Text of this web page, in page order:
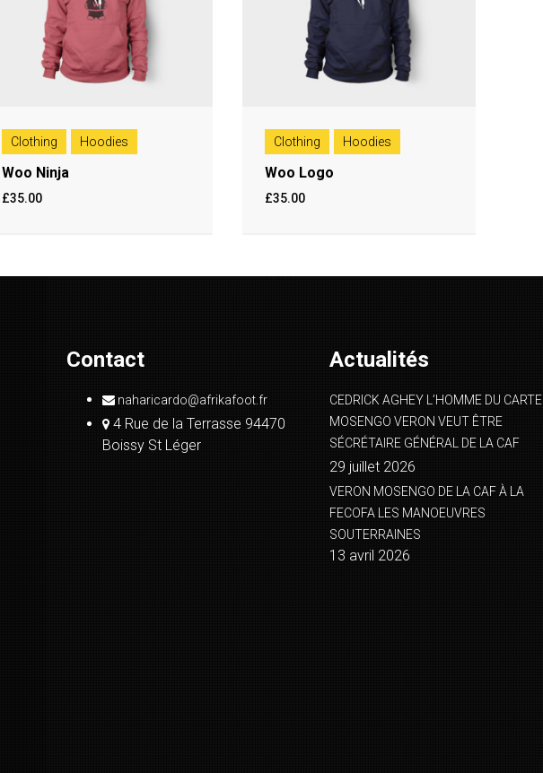
Clothing Hoodies
Woo Ninja
£35.00
Clothing Hoodies
Woo Logo
£35.00
Contact
naharicardo@afrikafoot.fr
4 Rue de la Terrasse 94470
Boissy St Léger
Actualités
CEDRICK AGHEY L’HOMME DU CARTEL
MOSENGO VERON VEUT ÊTRE
SÉCRÉTAIRE GÉNÉRAL DE LA CAF
29 juillet 2026
VERON MOSENGO DE LA CAF À LA
FECOFA LES MANOEUVRES
SOUTERRAINES
13 avril 2026